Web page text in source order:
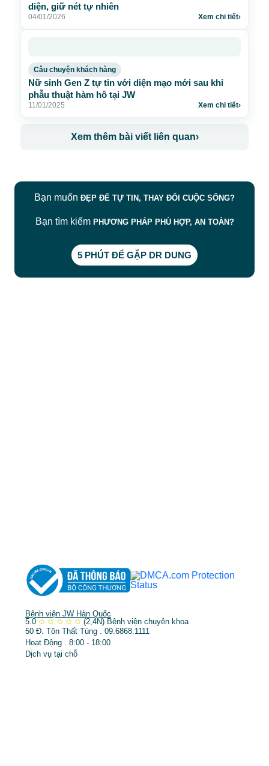
diện, giữ nét tự nhiên
04/01/2026 Xem chi tiết›
Câu chuyện khách hàng
Nữ sinh Gen Z tự tin với diện mạo mới sau khi
phẫu thuật hàm hô tại JW
11/01/2025 Xem chi tiết›
Xem thêm bài viết liên quan›
Bạn muốn ĐẸP ĐỂ TỰ TIN, THAY ĐỔI CUỘC SỐNG?
Bạn tìm kiếm PHƯƠNG PHÁP PHÙ HỢP, AN TOÀN?
5 PHÚT ĐỂ GẶP DR DUNG
Bệnh viện JW Hàn Quốc
5.0 ✩ ✩ ✩ ✩ ✩ (2,4N) Bệnh viện chuyên khoa
50 Đ. Tôn Thất Tùng . 09.6868.1111
Hoạt Động . 8:00 - 18:00
Dịch vụ tại chỗ